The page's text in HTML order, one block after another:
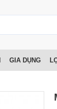
GIA DỤNG